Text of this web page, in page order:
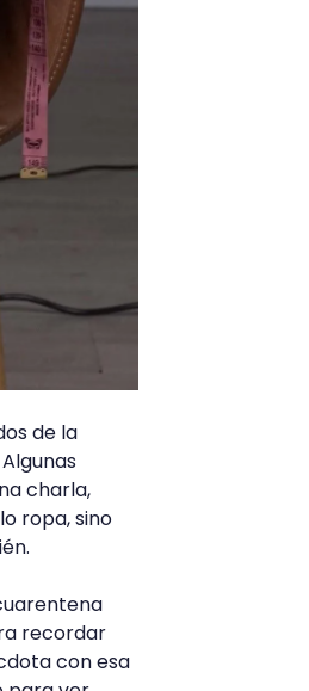
de la
charla,
ropa, sino
recordar
con esa